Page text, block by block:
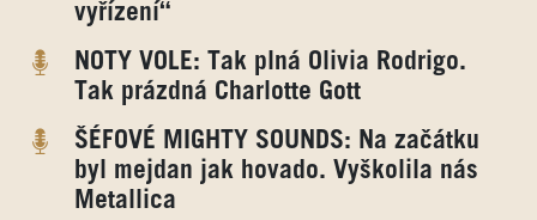
vyřízení“
NOTY VOLE: Tak plná Olivia Rodrigo.
Tak prázdná Charlotte Gott
ŠÉFOVÉ MIGHTY SOUNDS: Na začátku
byl mejdan jak hovado. Vyškolila nás
Metallica